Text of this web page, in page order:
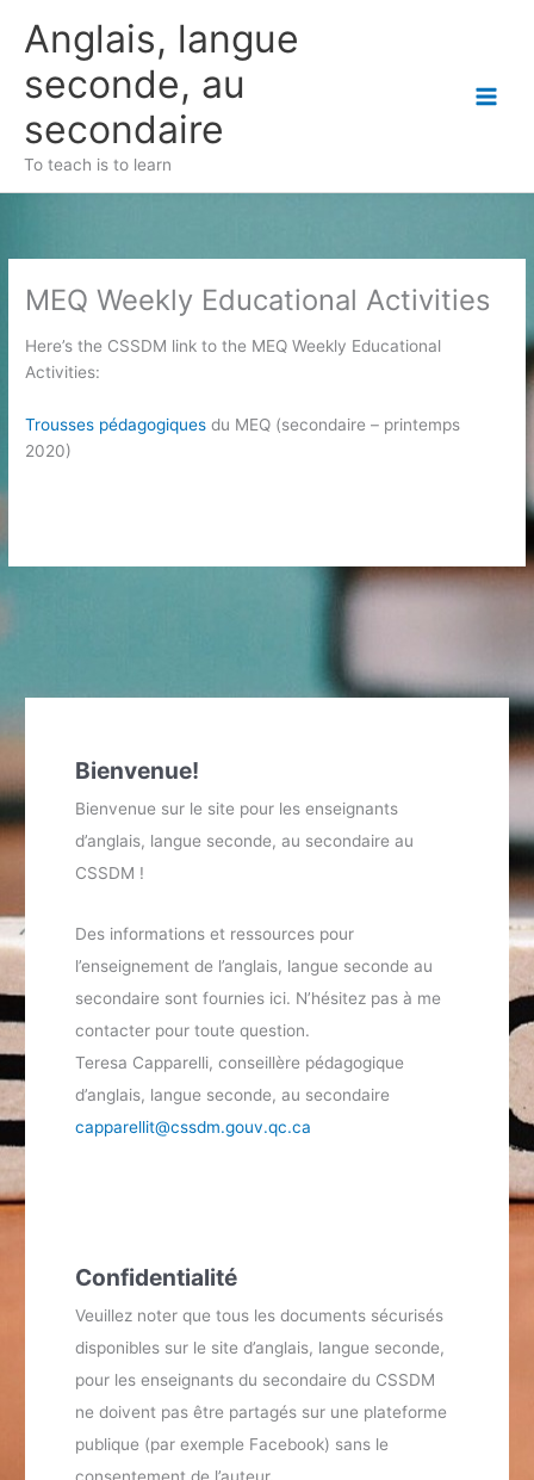
Anglais, langue
seconde, au
secondaire
To teach is to learn
MEQ Weekly Educational Activities
Here’s the CSSDM link to the MEQ Weekly Educational
Activities:
Trousses pédagogiques du MEQ (secondaire – printemps
2020)
Bienvenue!
Bienvenue sur le site pour les enseignants
d’anglais, langue seconde, au secondaire au
CSSDM !
Des informations et ressources pour
l’enseignement de l’anglais, langue seconde au
secondaire sont fournies ici. N’hésitez pas à me
contacter pour toute question.
Teresa Capparelli, conseillère pédagogique
d’anglais, langue seconde, au secondaire
capparellit@cssdm.gouv.qc.ca
Confidentialité
Veuillez noter que tous les documents sécurisés
disponibles sur le site d’anglais, langue seconde,
pour les enseignants du secondaire du CSSDM
ne doivent pas être partagés sur une plateforme
publique (par exemple Facebook) sans le